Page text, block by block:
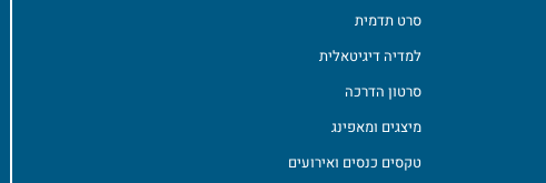
סרט תדמית
למדיה דיגיטאלית
סרטון הדרכה
מיצגים ומאפינג
טקסים כנסים ואירועים